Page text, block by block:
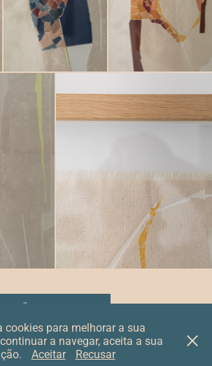
contacte-nos
© studio farinha | rosa
cookies para melhorar a sua
a navegar, aceita a sua
Aceitar Recusar